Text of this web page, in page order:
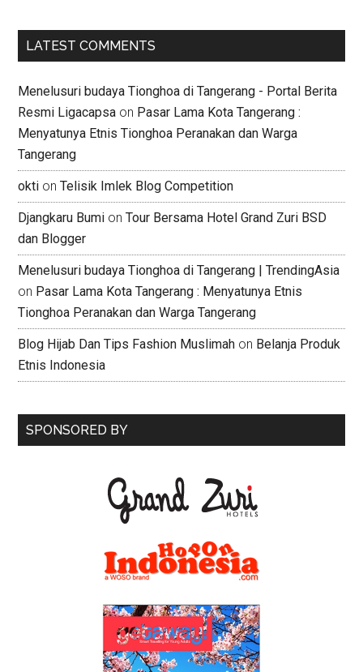
LATEST COMMENTS
Menelusuri budaya Tionghoa di Tangerang - Portal Berita
Resmi Ligacapsa on Pasar Lama Kota Tangerang :
Menyatunya Etnis Tionghoa Peranakan dan Warga
Tangerang
okti onTelisik Imlek Blog Competition
Djangkaru Bumi onTour Bersama Hotel Grand Zuri BSD
dan Blogger
Menelusuri budaya Tionghoa di Tangerang | TrendingAsia
on Pasar Lama Kota Tangerang : Menyatunya Etnis
Tionghoa Peranakan dan Warga Tangerang
Blog Hijab Dan Tips Fashion Muslimah on Belanja Produk
Etnis Indonesia
SPONSORED BY